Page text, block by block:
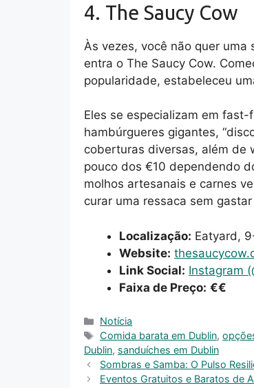
4. The Saucy Cow
Às vezes, você não quer uma
entra o The Saucy Cow.
popularidade, estabeleceu
Eles se especializam em
hambúrgueres gigantes,
coberturas diversas, além de
pouco dos €10 dependendo
molhos artesanais e carnes
curar uma ressaca sem
Localização: Eatyard,
Website:
Link Social: Instagram
Faixa de Preço: €€
Categories
Notícia
Tags
Comida barata em Dublin,
Dublin, sanduíches em Dublin
Sombras e Samba: O Pulso
Eventos Gratuitos e Baratos de